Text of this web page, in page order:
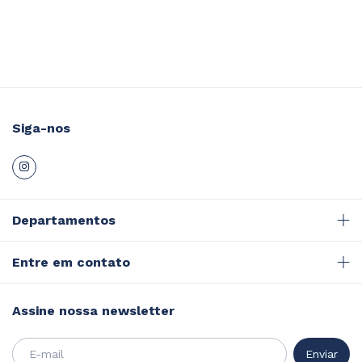
Siga-nos
Departamentos
Entre em contato
Assine nossa newsletter